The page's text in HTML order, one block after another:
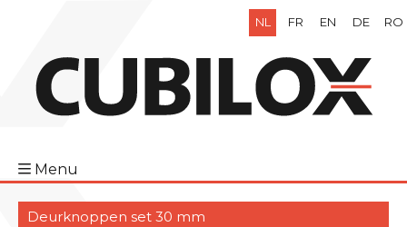
NL FR EN DE RO
Menu
Deurknoppen set 30 mm